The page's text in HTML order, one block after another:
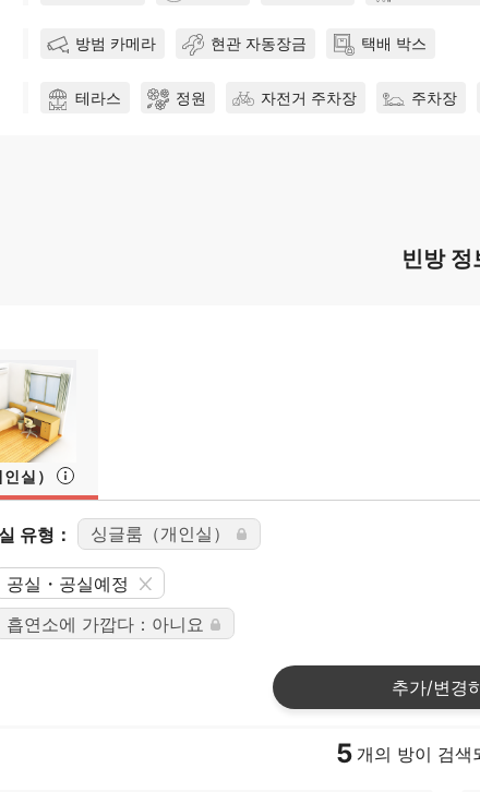
방범 카메라 현관 자동장금 택배 박스
테라스 정원 자전거 주차장 주차장
빈방 정
실）
유형： 싱글룸（개인실）
공실・공실예정
흡연소에 가깝다：아니요
추가/변경
5 개의 방이 검색